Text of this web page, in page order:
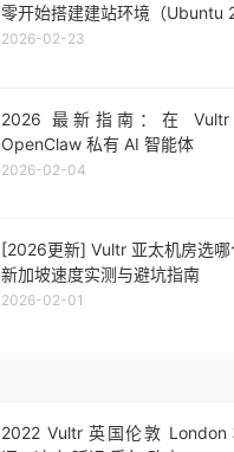
零开始搭建建站环境（Ubuntu
2026-02-23
2026 最新指南：在 Vultr
OpenClaw 私有 AI 智能体
2026-02-04
[2026更新] Vultr 亚太机房选
新加坡速度实测与避坑指南
2026-02-01
2022 Vultr 英国伦敦 London